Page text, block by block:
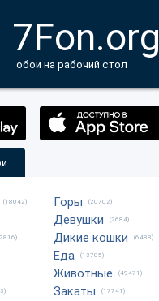
7Fon.org
обои на рабочий стол
(18042) Горы (20702)
Девушки (2684)
Дикие кошки (6488)
Еда (13705)
Животные (49471)
Закаты (17741)